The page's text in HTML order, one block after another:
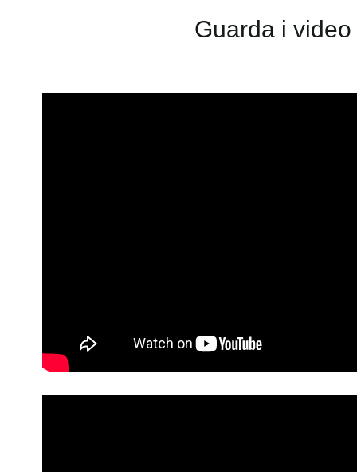
Guarda i